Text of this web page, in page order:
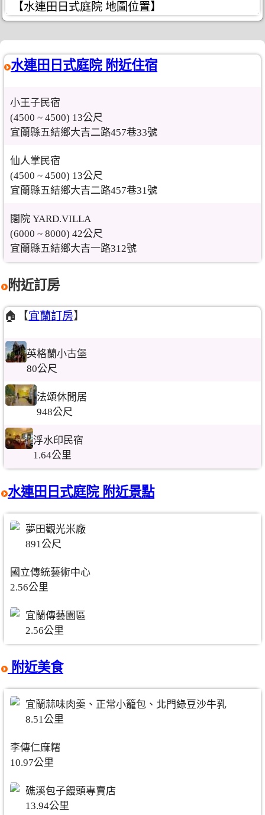
【水連田日式庭院 地圖位置】
水連田日式庭院 附近住宿
小王子民宿
(4500 ~ 4500) 13公尺
宜蘭縣五結鄉大吉二路457巷33號
仙人掌民宿
(4500 ~ 4500) 13公尺
宜蘭縣五結鄉大吉二路457巷31號
闊院 YARD.VILLA
(6000 ~ 8000) 42公尺
宜蘭縣五結鄉大吉一路312號
附近訂房
🏠【宜蘭訂房】
英格蘭小古堡
80公尺
法頌休閒居
948公尺
浮水印民宿
1.64公里
水連田日式庭院 附近景點
夢田觀光米廠
891公尺
國立傳統藝術中心
2.56公里
宜蘭傳藝園區
2.56公里
附近美食
宜蘭蒜味肉羹、正常小籠包、北門綠豆沙牛乳
8.51公里
李傳仁麻糬
10.97公里
礁溪包子饅頭專賣店
13.94公里